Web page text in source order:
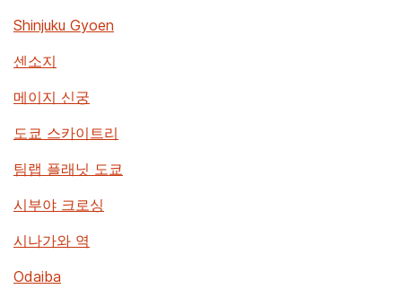
Shinjuku Gyoen
센소지
메이지 신궁
도쿄 스카이트리
팀랩 플래닛 도쿄
시부야 크로싱
시나가와 역
Odaiba